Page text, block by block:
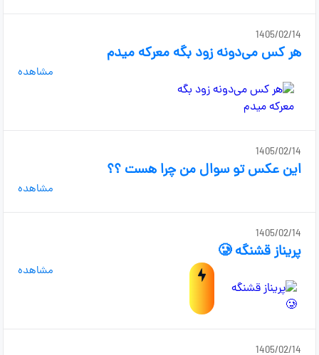
1405/02/14
هر کس می‌دونه زود بگه معرکه میدم
مشاهده
1405/02/14
این عکس تو سوال من چرا هست ؟؟
مشاهده
1405/02/14
پریناز قشنگه 🥲
مشاهده
1405/02/14